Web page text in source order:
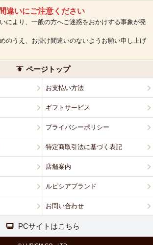
違いにご注意ください
により、一般の方へご迷惑をおかけする事象が発
のうえ、お掛け間違いのないようお願い申し上げ
ページトップ
お支払い方法
ギフトサービス
プライバシーポリシー
特定商取引法に基づく表記
店舗案内
ルピシアブランド
お問い合わせ
PCサイトはこちら